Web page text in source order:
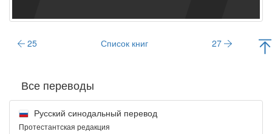
25 Список книг 27
Все переводы
Русский синодальный перевод
Протестантская редакция